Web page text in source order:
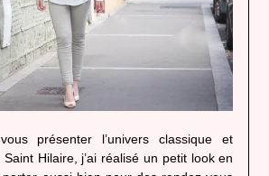
présenter l’univers classique et
Hilaire, j’ai réalisé un petit look en